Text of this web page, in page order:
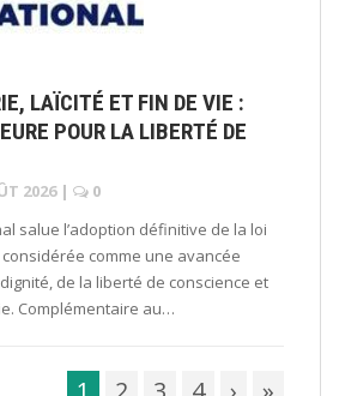
LAÏCITÉ ET FIN DE VIE :
POUR LA LIBERTÉ DE
2026 |
0
salue l’adoption définitive de la loi
comme une avancée
de la liberté de conscience et
Complémentaire au…